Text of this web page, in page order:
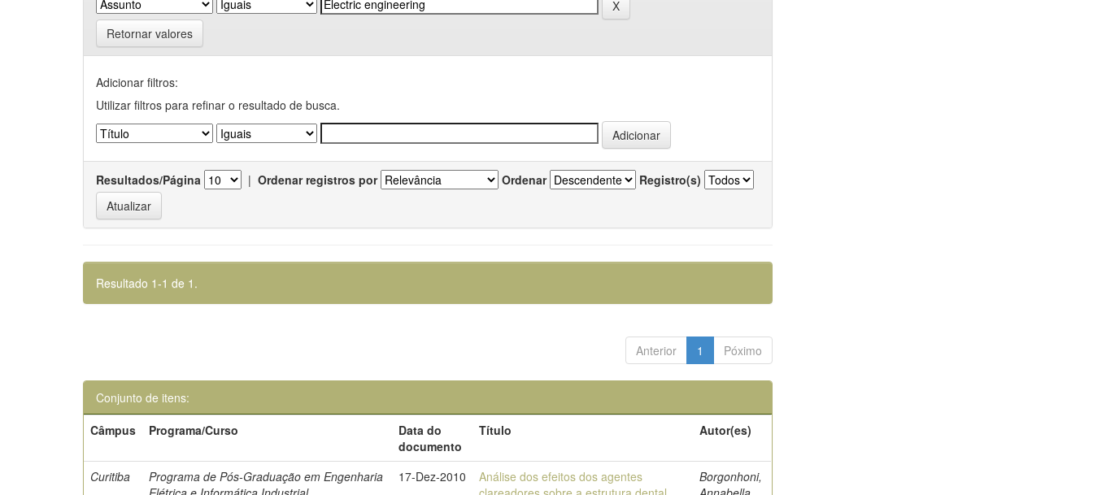
Retornar valores
Adicionar filtros:
Utilizar filtros para refinar o resultado de busca.
Resultados/Página | Ordenar registros por Ordenar Registro(s)
Resultado 1-1 de 1.
Anterior 1 Póximo
Conjunto de itens:
Câmpus
Programa/Curso
Data do
documento
Título Autor(es)
Curitiba
Programa de Pós-Graduação em Engenharia
17-Dez-2010
Análise dos efeitos dos agentes
Borgonhoni,